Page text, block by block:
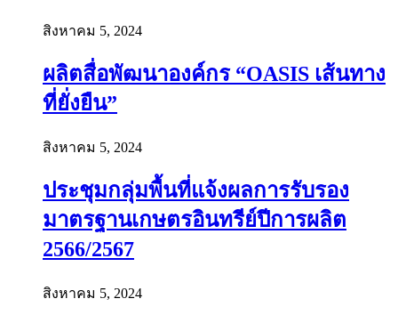
สิงหาคม 5, 2024
ผลิตสื่อพัฒนาองค์กร “OASIS เส้นทาง
ที่ยั่งยืน”
สิงหาคม 5, 2024
ประชุมกลุ่มพื้นที่แจ้งผลการรับรอง
มาตรฐานเกษตรอินทรีย์ปีการผลิต
2566/2567
สิงหาคม 5, 2024